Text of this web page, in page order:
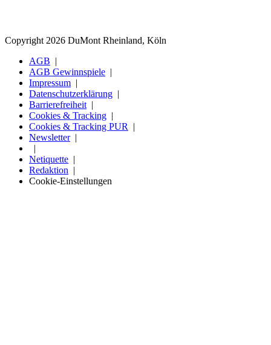
Copyright 2026 DuMont Rheinland, Köln
AGB
AGB Gewinnspiele
Impressum
Datenschutzerklärung
Barrierefreiheit
Cookies & Tracking
Cookies & Tracking PUR
Newsletter
Netiquette
Redaktion
Cookie-Einstellungen